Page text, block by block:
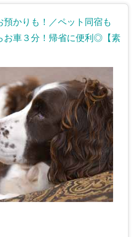
預かりも！／ペット同宿も
お車３分！帰省に便利◎【素